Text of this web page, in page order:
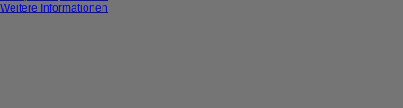
Weitere Informationen